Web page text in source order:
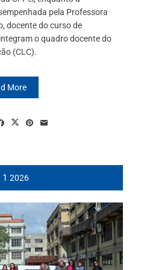
pela Professora
docente do curso de
o quadro docente do
(CLC).
More
1 2026